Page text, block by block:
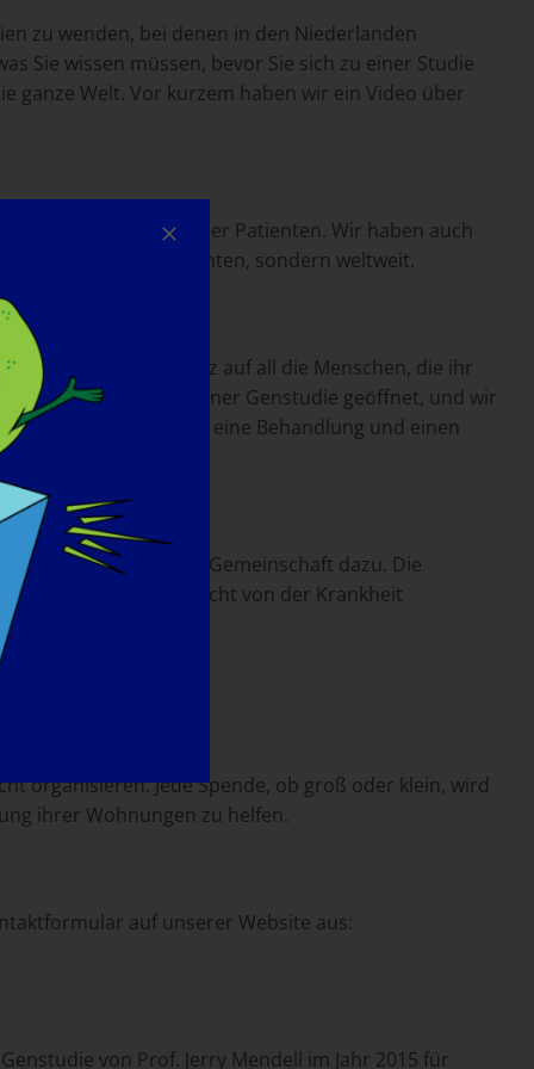
zu wenden, bei denen in den Niederlanden
Sie wissen müssen, bevor Sie sich zu einer Studie
ganze Welt. Vor kurzem haben wir ein Video über
Lebensphasen der Patienten. Wir haben auch
Patienten, sondern weltweit.
sind auch sehr stolz auf all die Menschen, die ihr
hat uns die Tür zu einer Genstudie geöffnet, und wir
auch den Weg für eine Behandlung und einen
großartige LGMD2D-Gemeinschaft dazu. Die
Lassen Sie sich nicht von der Krankheit
organisieren. Jede Spende, ob groß oder klein, wird
ihrer Wohnungen zu helfen.
auf unserer Website aus:
von Prof. Jerry Mendell im Jahr 2015 für